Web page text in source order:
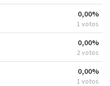
0,00%
1 votos
0,00%
2 votos
0,00%
1 votos